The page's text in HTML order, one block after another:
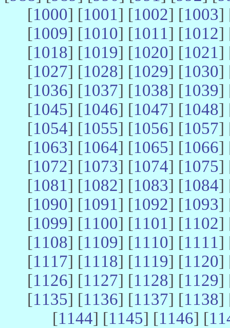
[1000] [1001] [1002] [1003]
[1009] [1010] [1011] [1012]
[1018] [1019] [1020] [1021]
[1027] [1028] [1029] [1030]
[1036] [1037] [1038] [1039]
[1045] [1046] [1047] [1048]
[1054] [1055] [1056] [1057]
[1063] [1064] [1065] [1066]
[1072] [1073] [1074] [1075]
[1081] [1082] [1083] [1084]
[1090] [1091] [1092] [1093]
[1099] [1100] [1101] [1102]
[1108] [1109] [1110] [1111]
[1117] [1118] [1119] [1120]
[1126] [1127] [1128] [1129]
[1135] [1136] [1137] [1138]
[1144] [1145] [1146] [